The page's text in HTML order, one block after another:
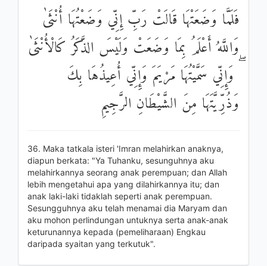
فَلَمَّا وَضَعَتْهَا قَالَتْ رَبِّ إِنِّي وَضَعْتُهَا أُنْثَىٰ
وَاللَّهُ أَعْلَمُ بِمَا وَضَعَتْ وَلَيْسَ الذَّكَرُ كَالْأُنْثَىٰ
ۖ وَإِنِّي سَمَّيْتُهَا مَرْيَمَ وَإِنِّي أُعِيذُهَا بِكَ
وَذُرِّيَّتَهَا مِنَ الشَّيْطَانِ الرَّجِيمِ
36. Maka tatkala isteri 'Imran melahirkan anaknya,
diapun berkata: "Ya Tuhanku, sesunguhnya aku
melahirkannya seorang anak perempuan; dan Allah
lebih mengetahui apa yang dilahirkannya itu; dan
anak laki-laki tidaklah seperti anak perempuan.
Sesungguhnya aku telah menamai dia Maryam dan
aku mohon perlindungan untuknya serta anak-anak
keturunannya kepada (pemeliharaan) Engkau
daripada syaitan yang terkutuk".